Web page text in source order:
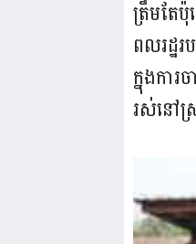
ត្រឹមតែប៉ុ
ពលរដ្ឋ
ក្នុងកា
រស់នៅស្